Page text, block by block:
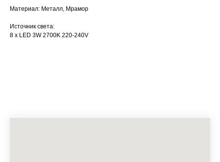
Материал: Металл, Мрамор
Источник света:
8 x LED 3W 2700K 220-240V